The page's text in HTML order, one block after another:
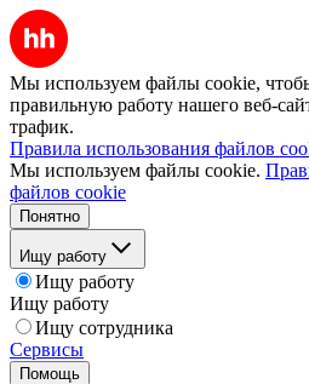
Мы используем файлы cookie,
правильную работу нашего веб-
трафик.
Правила использования файлов
Мы используем файлы cookie.
файлов cookie
Понятно
Ищу работу
Ищу работу
Ищу работу
Ищу сотрудника
Сервисы
Помощь